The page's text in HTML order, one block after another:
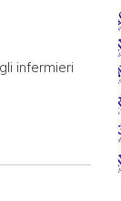
infermieri